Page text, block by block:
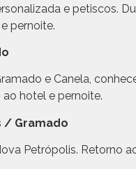
e petiscos.
pernoite.
e Canela,
hotel e pernoite.
/ Gramado
Petrópolis. Retorno